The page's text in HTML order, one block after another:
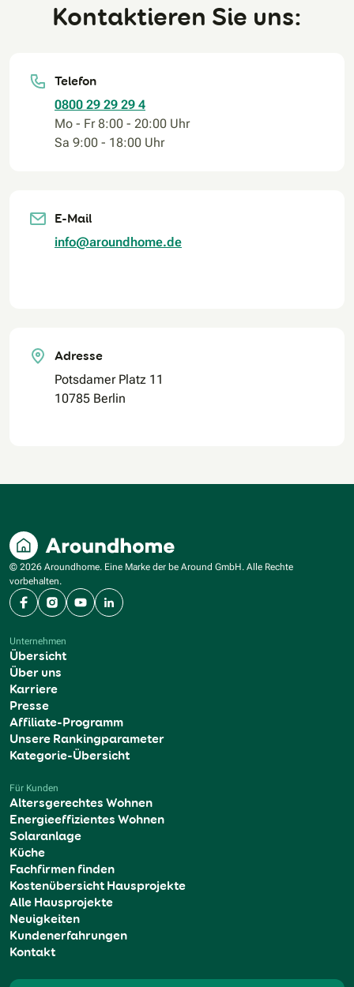
Kontaktieren Sie uns:
Telefon
0800 29 29 29 4
Mo - Fr 8:00 - 20:00 Uhr
Sa 9:00 - 18:00 Uhr
E-Mail
info@aroundhome.de
Adresse
Potsdamer Platz 11
10785 Berlin
© 2026 Aroundhome. Eine Marke der be Around GmbH. Alle Rechte
vorbehalten.
FacebookInstagram
YouTubeLinkedIn
Unternehmen
Übersicht
Über uns
Karriere
Presse
Affiliate-Programm
Unsere Rankingparameter
Kategorie-Übersicht
Für Kunden
Altersgerechtes Wohnen
Energieeffizientes Wohnen
Solaranlage
Küche
Fachfirmen finden
Kostenübersicht Hausprojekte
Alle Hausprojekte
Neuigkeiten
Kundenerfahrungen
Kontakt